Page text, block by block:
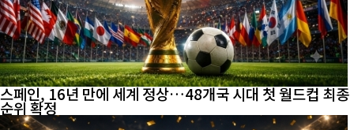
스페인, 16년 만에 세계 정상…48개국 시대 첫 월드컵 최종
순위 확정